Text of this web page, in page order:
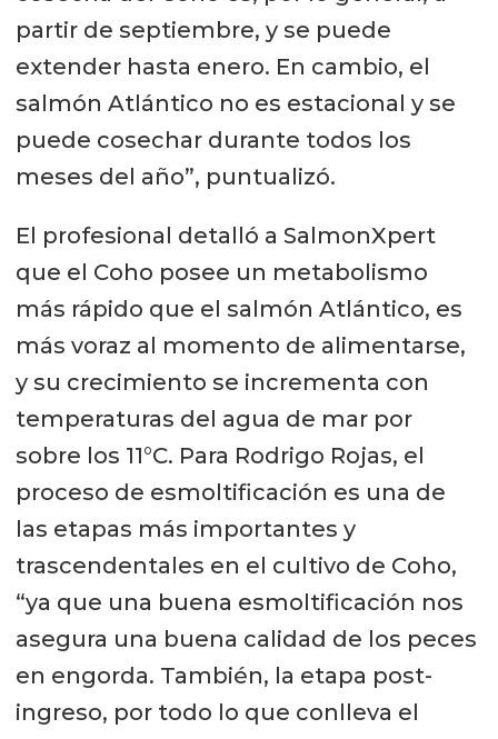
partir de septiembre, y se puede
extender hasta enero. En cambio, el
salmón Atlántico no es estacional y se
puede cosechar durante todos los
meses del año”, puntualizó.
El profesional detalló a SalmonXpert
que el Coho posee un metabolismo
más rápido que el salmón Atlántico, es
más voraz al momento de alimentarse,
y su crecimiento se incrementa con
temperaturas del agua de mar por
sobre los 11°C. Para Rodrigo Rojas, el
proceso de esmoltificación es una de
las etapas más importantes y
trascendentales en el cultivo de Coho,
“ya que una buena esmoltificación nos
asegura una buena calidad de los peces
en engorda. También, la etapa post-
ingreso, por todo lo que conlleva el